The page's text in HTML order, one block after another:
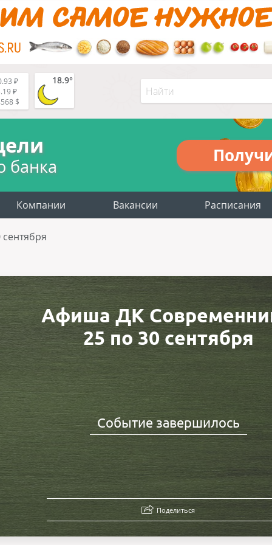
₽
₽
$
18.9°
банка
Компании Вакансии Расписания
Афиша ДК
25 по 30 сентября
Событие завершилось
Поделиться